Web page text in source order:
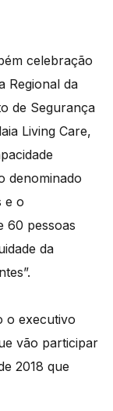
celebração
Regional da
de Segurança
Living Care,
denominado
e o
60 pessoas
da
o executivo
vão participar
2018 que